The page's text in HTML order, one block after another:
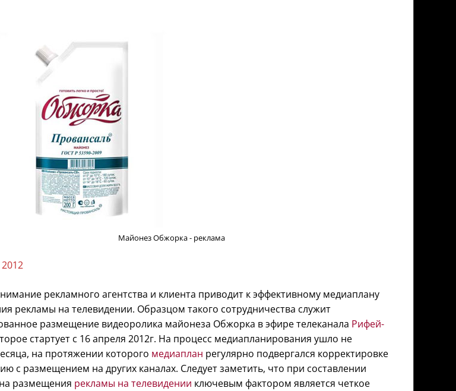
Майонез Обжорка - реклама
рекламного агентства и клиента приводит к эффективному медиаплану
рекламы на телевидении. Образцом такого сотрудничества служит
размещение видеоролика майонеза Обжорка в эфире телеканала Рифей-
стартует с 16 апреля 2012г. На процесс медиапланирования ушло не
на протяжении которого медиаплан регулярно подвергался корректировке
с размещением на других каналах. Следует заметить, что при составлении
размещения рекламы на телевидении ключевым фактором является четкое